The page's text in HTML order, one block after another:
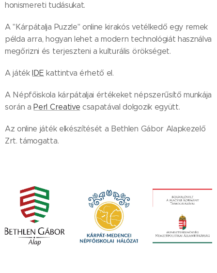
honismereti tudásukat.
A "Kárpátalja Puzzle" online kirakós vetélkedő egy remek
példa arra, hogyan lehet a modern technológiát használva
megőrizni és terjeszteni a kulturális örökséget.
A játékIDE kattintva érhető el.
A Népfőiskola kárpátaljai értékeket népszerűsítő munkája
során aPerl Creative csapatával dolgozik együtt.
Az online játék elkészítését a Bethlen Gábor Alapkezelő
Zrt. támogatta.